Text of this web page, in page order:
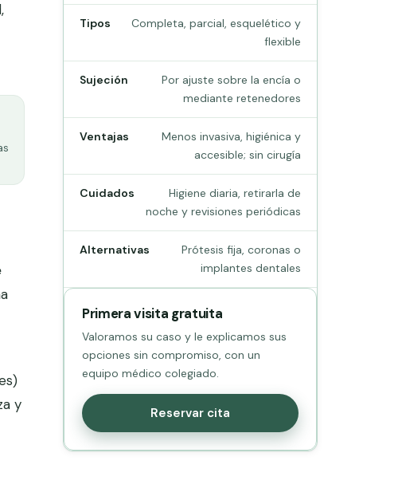
y
Tipos
Completa, parcial, esquelético y
flexible
Sujeción
Por ajuste sobre la encía o
mediante retenedores
Ventajas
Menos invasiva, higiénica y
accesible; sin cirugía
Cuidados
Higiene diaria, retirarla de
noche y revisiones periódicas
Alternativas
Prótesis fija, coronas o
implantes dentales
Primera visita gratuita
Valoramos su caso y le explicamos sus
opciones sin compromiso, con un
equipo médico colegiado.
Reservar cita